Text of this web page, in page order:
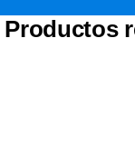
Productos